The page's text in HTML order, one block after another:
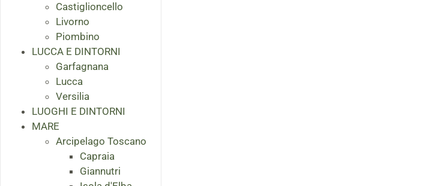
Castiglioncello
Livorno
Piombino
LUCCA E DINTORNI
Garfagnana
Lucca
Versilia
LUOGHI E DINTORNI
MARE
Arcipelago Toscano
Capraia
Giannutri